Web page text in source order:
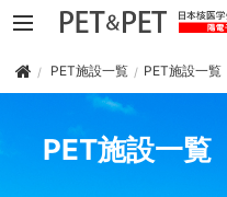
PET施設一覧 PET施設一覧
PET施設一覧